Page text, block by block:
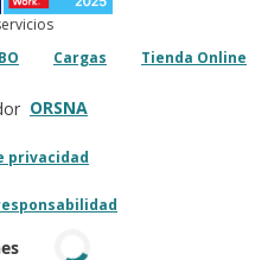
Cargas Tienda Online
ORSNA
privacidad